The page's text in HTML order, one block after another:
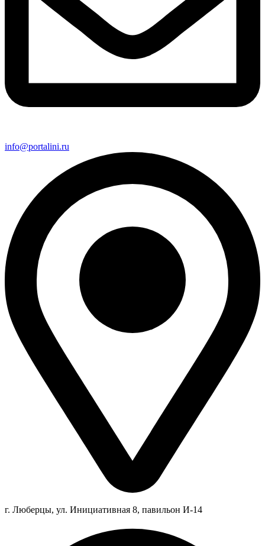
info@portalini.ru
г. Люберцы, ул. Инициативная 8, павильон И-14